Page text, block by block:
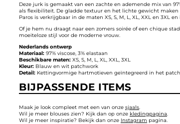
Deze jurk is gemaakt van een zachte en ademende mix van
als flexibiliteit. De gladde textuur en het lichte gewicht
Paros is verkrijgbaar in de maten XS, S, M, L, XL, XXL en 3XL
Of je hem nu draagt naar een zomers soirée of een chique
moeiteloze stijl voor de moderne vrouw.
Nederlands ontwerp
Materiaal: 97% viscose, 3% elastaan
Beschikbare maten: XS, S, M, L, XL, XXL, 3XL
Kleur: Blauw en wit patchwork
Detail: Kettingvormige hartmotieven geïntegreerd in het
BIJPASSENDE ITEMS
Maak je look compleet met een van onze sjaals.
Wil je meer blouses zien? Kijk dan op onze kledingpagina.
Wil je meer inspiratie? Bekijk dan onze Instagram pagina.